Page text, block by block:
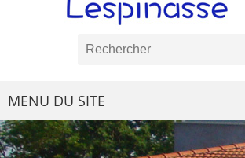
MENU DU SITE